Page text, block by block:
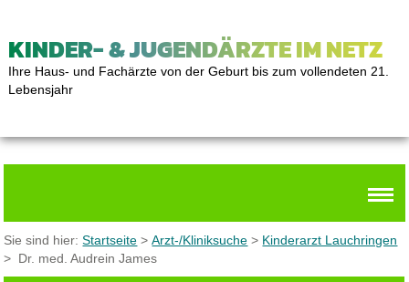
KINDER- & JUGENDÄRZTE IM NETZ
Ihre Haus- und Fachärzte von der Geburt bis zum vollendeten 21.
Lebensjahr
Sie sind hier:Startseite >Arzt-/Kliniksuche > Kinderarzt Lauchringen
> Dr. med. Audrein James